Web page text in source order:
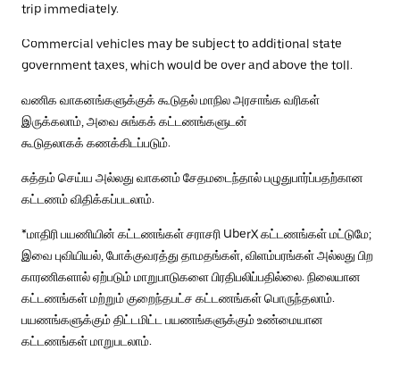
trip immediately.
Commercial vehicles may be subject to additional state
government taxes, which would be over and above the toll.
வணிக வாகனங்களுக்குக் கூடுதல் மாநில அரசாங்க வரிகள்
இருக்கலாம், அவை சுங்கக் கட்டணங்களுடன்
கூடுதலாகக் கணக்கிடப்படும்.
சுத்தம் செய்ய அல்லது வாகனம் சேதமடைந்தால் பழுதுபார்ப்பதற்கான
கட்டணம் விதிக்கப்படலாம்.
*மாதிரி பயணியின் கட்டணங்கள் சராசரி UberX கட்டணங்கள் மட்டுமே;
இவை புவியியல், போக்குவரத்து தாமதங்கள், விளம்பரங்கள் அல்லது பிற
காரணிகளால் ஏற்படும் மாறுபாடுகளை பிரதிபலிப்பதில்லை. நிலையான
கட்டணங்கள் மற்றும் குறைந்தபட்ச கட்டணங்கள் பொருந்தலாம்.
பயணங்களுக்கும் திட்டமிட்ட பயணங்களுக்கும் உண்மையான
கட்டணங்கள் மாறுபடலாம்.